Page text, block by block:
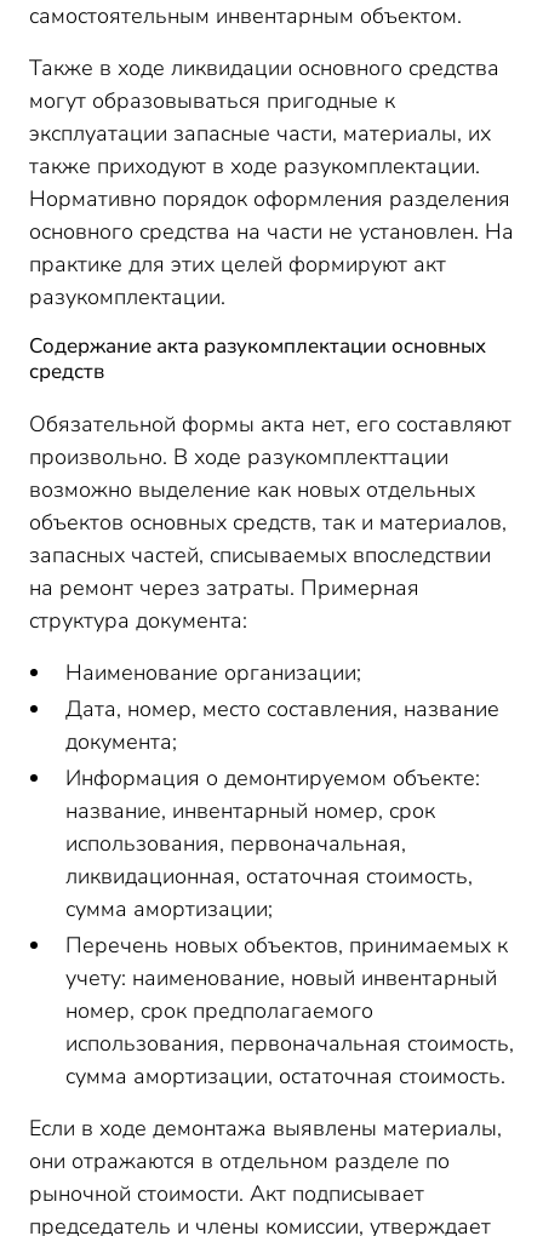
самостоятельным инвентарным объектом.
Также в ходе ликвидации основного средства
могут образовываться пригодные к
эксплуатации запасные части, материалы, их
также приходуют в ходе разукомплектации.
Нормативно порядок оформления разделения
основного средства на части не установлен. На
практике для этих целей формируют акт
разукомплектации.
Содержание акта разукомплектации основных
средств
Обязательной формы акта нет, его составляют
произвольно. В ходе разукомплекттации
возможно выделение как новых отдельных
объектов основных средств, так и материалов,
запасных частей, списываемых впоследствии
на ремонт через затраты. Примерная
структура документа:
Наименование организации;
Дата, номер, место составления, название
документа;
Информация о демонтируемом объекте:
название, инвентарный номер, срок
использования, первоначальная,
ликвидационная, остаточная стоимость,
сумма амортизации;
Перечень новых объектов, принимаемых к
учету: наименование, новый инвентарный
номер, срок предполагаемого
использования, первоначальная стоимость,
сумма амортизации, остаточная стоимость.
Если в ходе демонтажа выявлены материалы,
они отражаются в отдельном разделе по
рыночной стоимости. Акт подписывает
председатель и члены комиссии, утверждает